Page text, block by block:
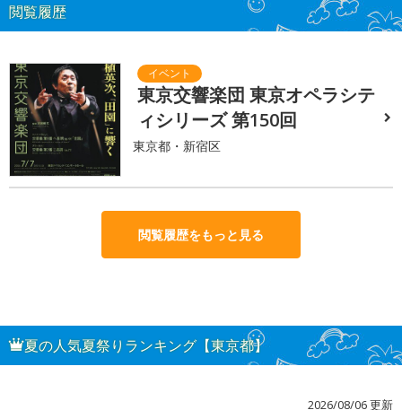
閲覧履歴
東京交響楽団 東京オペラシテ
ィシリーズ 第150回
東京都・新宿区
閲覧履歴をもっと見る
夏の人気夏祭りランキング【東京都】
2026/08/06 更新